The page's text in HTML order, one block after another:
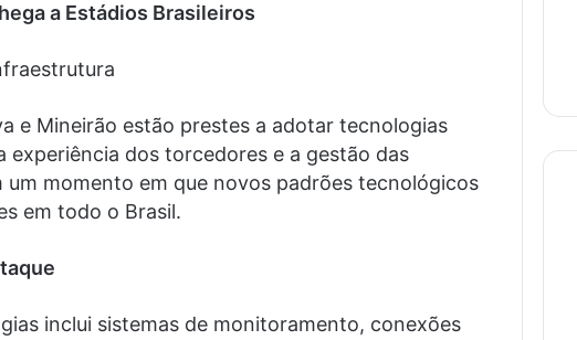
a Estádios Brasileiros
e Mineirão estão prestes a adotar tecnologias
experiência dos torcedores e a gestão das
um momento em que novos padrões tecnológicos
em todo o Brasil.
inclui sistemas de monitoramento, conexões